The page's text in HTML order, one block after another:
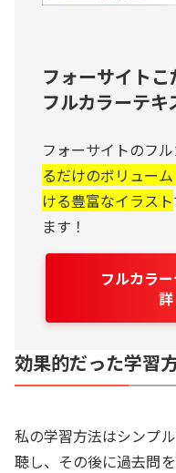
フォーサイト
フルカラーテキ
フォーサイトのフ
るだけのボリュー
ける豊富なイラスト
ます！
フルカラ
効果的だった学習
私の学習方法はシンプ
聴し、その後に過去問